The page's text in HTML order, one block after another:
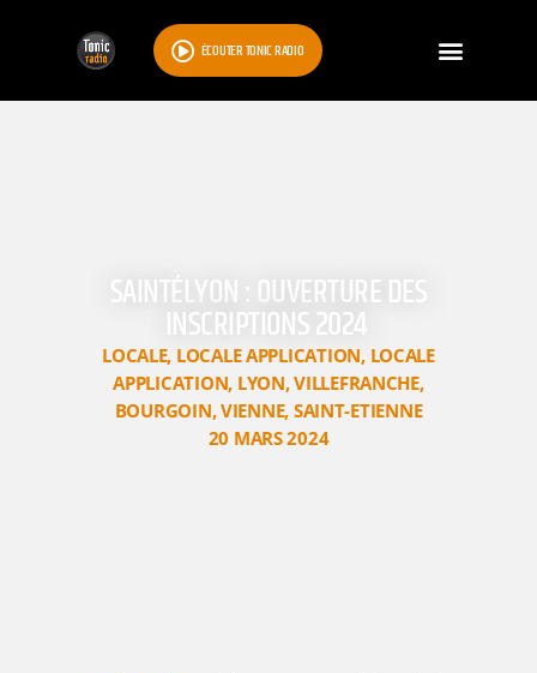
ÉCOUTER TONIC RADIO
SAINTÉLYON : OUVERTURE DES
INSCRIPTIONS 2024
LOCALE, LOCALE APPLICATION, LOCALE
APPLICATION, LYON,VILLEFRANCHE,
BOURGOIN,VIENNE, SAINT-ETIENNE
20 MARS 2024